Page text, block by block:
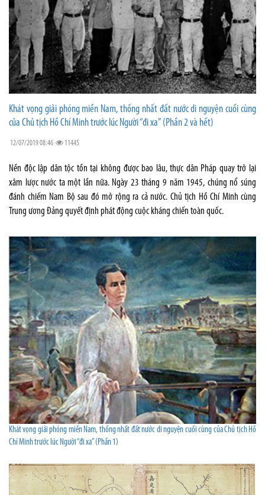
Khát vọng giải phóng miền Nam, thống nhất đất nước di nguyện cuối cùng
của Chủ tịch Hồ Chí Minh trước lúc Người “đi xa” (Phần 2 và hết)
12/07/2019 08:46 11445
Nền độc lập dân tộc tồn tại không được bao lâu, thực dân Pháp quay trở lại
xâm lược nước ta một lần nữa. Ngày 23 tháng 9 năm 1945, chúng nổ súng
đánh chiếm Nam Bộ sau đó mở rộng ra cả nước. Chủ tịch Hồ Chí Minh cùng
Trung ương Đảng quyết định phát động cuộc kháng chiến toàn quốc.
Khát vọng giải phóng miền Nam, thống nhất đất nước di nguyện cuối cùng của Chủ tịch Hồ
Chí Minh trước lúc Người “đi xa” (Phần 1)